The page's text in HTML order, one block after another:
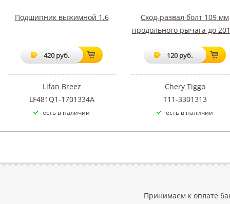
Подшипник выжимной 1.6
420 руб.
Lifan Breez
LF481Q1-1701334A
есть в наличии
Сход-развал болт 109 мм
продольного рычага до
120 руб.
Chery Tiggo
T11-3301313
есть в наличии
Принимаем к оплате